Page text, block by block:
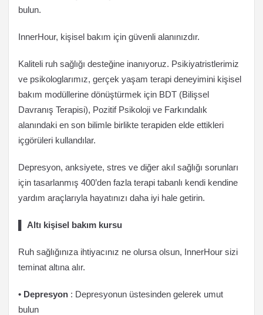
bulun.
InnerHour, kişisel bakım için güvenli alanınızdır.
Kaliteli ruh sağlığı desteğine inanıyoruz. Psikiyatristlerimiz
ve psikologlarımız, gerçek yaşam terapi deneyimini kişisel
bakım modüllerine dönüştürmek için BDT (Bilişsel
Davranış Terapisi), Pozitif Psikoloji ve Farkındalık
alanındaki en son bilimle birlikte terapiden elde ettikleri
içgörüleri kullandılar.
Depresyon, anksiyete, stres ve diğer akıl sağlığı sorunları
için tasarlanmış 400’den fazla terapi tabanlı kendi kendine
yardım araçlarıyla hayatınızı daha iyi hale getirin.
Altı kişisel bakım kursu
Ruh sağlığınıza ihtiyacınız ne olursa olsun, InnerHour sizi
teminat altına alır.
• Depresyon : Depresyonun üstesinden gelerek umut
bulun